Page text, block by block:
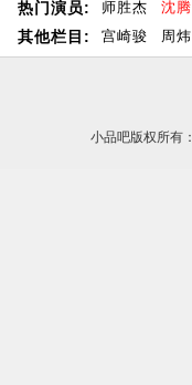
热门演员:
其他栏目:
师胜杰 沈腾
宫崎骏
周炜
小品吧版权所有：